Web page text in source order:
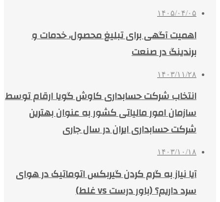
۱۴۰۵/۰۴/۰۵
اهمیت آگهی برای تبلیغ محصول، خدمات و
برندینگ در صنعت
۱۴۰۳/۱۱/۲۸
انتخاب شرکت حسابداری کاوش گویا ارقام توسط
سازمان امور مالیاتی کشور به عنوان بهترین
شرکت حسابداری ایران در سال جاری
۱۴۰۳/۱۰/۱۸
آیا نیاز به گرم کردن گیربکس اتوماتیک در هوای
سرد داریم؟ (باور درست vs غلط)